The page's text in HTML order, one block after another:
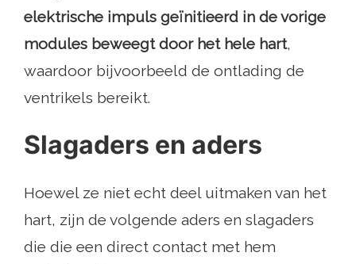
elektrische impuls geïnitieerd in de vorige
modules beweegt door het hele hart,
waardoor bijvoorbeeld de ontlading de
ventrikels bereikt.
Slagaders en aders
Hoewel ze niet echt deel uitmaken van het
hart, zijn de volgende aders en slagaders
die die een direct contact met hem